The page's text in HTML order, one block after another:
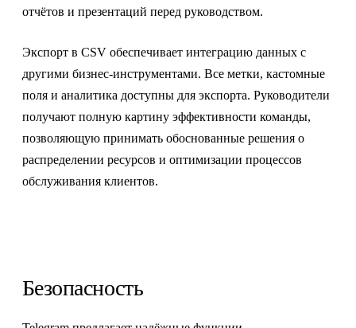
отчётов и презентаций перед руководством.
Экспорт в CSV обеспечивает интеграцию данных с
другими бизнес-инструментами. Все метки, кастомные
поля и аналитика доступны для экспорта. Руководители
получают полную картину эффективности команды,
позволяющую принимать обоснованные решения о
распределении ресурсов и оптимизации процессов
обслуживания клиентов.
Безопасность